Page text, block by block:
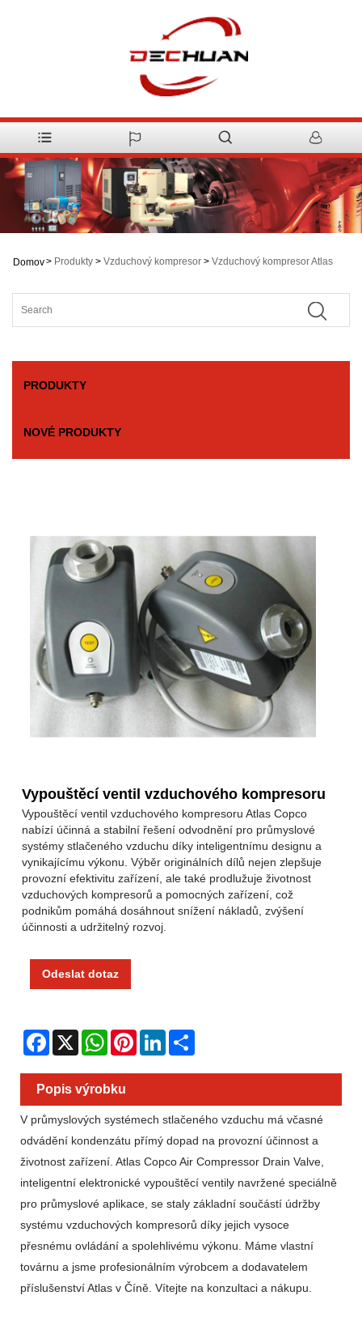
Domov> Produkty > Vzduchový kompresor > Vzduchový kompresor Atlas
PRODUKTY
NOVÉ PRODUKTY
Vypouštěcí ventil vzduchového kompresoru
Vypouštěcí ventil vzduchového kompresoru Atlas Copco
nabízí účinná a stabilní řešení odvodnění pro průmyslové
systémy stlačeného vzduchu díky inteligentnímu designu a
vynikajícímu výkonu. Výběr originálních dílů nejen zlepšuje
provozní efektivitu zařízení, ale také prodlužuje životnost
vzduchových kompresorů a pomocných zařízení, což
podnikům pomáhá dosáhnout snížení nákladů, zvýšení
účinnosti a udržitelný rozvoj.
Odeslat dotaz
Facebook
X WhatsAppPinterestLinkedIn
Popis výrobku
V průmyslových systémech stlačeného vzduchu má včasné
odvádění kondenzátu přímý dopad na provozní účinnost a
životnost zařízení. Atlas Copco Air Compressor Drain Valve,
inteligentní elektronické vypouštěcí ventily navržené speciálně
pro průmyslové aplikace, se staly základní součástí údržby
systému vzduchových kompresorů díky jejich vysoce
přesnému ovládání a spolehlivému výkonu. Máme vlastní
továrnu a jsme profesionálním výrobcem a dodavatelem
příslušenství Atlas v Číně. Vítejte na konzultaci a nákupu.